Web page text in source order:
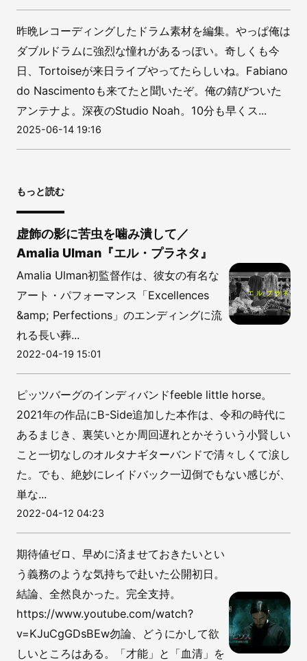
昨晩レコーディングしたドラム素材を編集。やっぱ俺は
ダブルドラムに強烈な憧れがあるっぽい。奇しくも今
日、Tortoiseが来日ライブやってたらしいね。Fabiano
do Nascimentoも来てたと聞いたぞ。俺の錆びついた
アンテナよ。深夜のStudio Noah。10分も早くス...
2025-06-14 19:16
もっと読む
虚飾の影に苦虫を噛み潰して／
Amalia Ulman『エル・プラネタ』
Amalia Ulman初監督作は、彼女の有名な
アート・パフォーマンス「Excellences
&amp; Perfections」のエンディングに流
れる長い葬...
2022-04-19 15:01
ピッツバーグのインディバンドfeeble little horse。
2021年の作品にB-Side追加した本作は、令和の時代に
あるまじき、裏笑いとか周回遅れとかそういう小賢しい
こと一切なしのオルタナギターバンドで清々しくて涙し
た。でも、絶妙にレイドバック一辺倒でもない感じが、
単な...
2022-04-12 04:23
期待値ゼロ、早めに済ませておきたいとい
う義務のような気持ちで赴いた公開初日。
結論、全然良かった。完全支持。
https://www.youtube.com/watch?
v=KJuCgGDsBEw勿論、どうにかして欲
しいところはある。「才能」と「血清」を